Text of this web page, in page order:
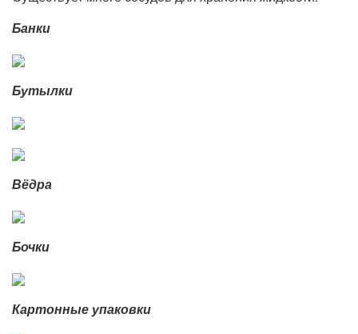
Банки
Бутылки
Вёдра
Бочки
Картонные упаковки